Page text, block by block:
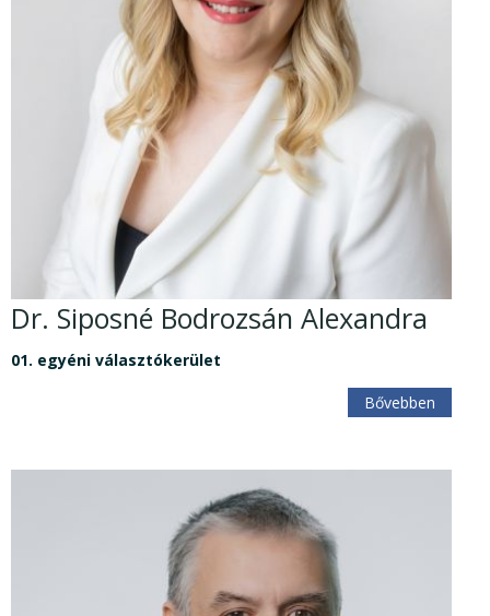
Dr. Siposné Bodrozsán Alexandra
01. egyéni választókerület
Bővebben